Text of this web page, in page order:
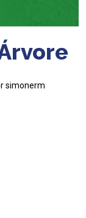
simonerm